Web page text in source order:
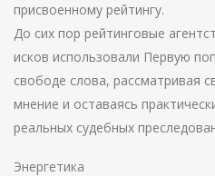
присвоенному рейтингу.
До сих пор рейтинговые
исков использовали Первую
свободе слова, рассматривая
мнение и оставаясь
реальных судебных
Энергетика